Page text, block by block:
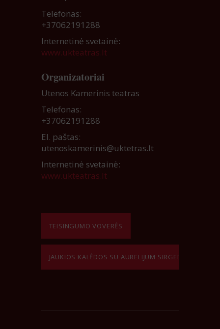
Telefonas:
+37062191288
Internetinė svetainė:
www.ukteatras.lt
Organizatoriai
Utenos Kamerinis teatras
Telefonas:
+37062191288
El. paštas:
utenoskamerinis@uktetras.lt
Internetinė svetainė:
www.ukteatras.lt
TEISINGUMO VOVERĖS
JAUKIOS KALĖDOS SU AURELIJUM SIRGEDU